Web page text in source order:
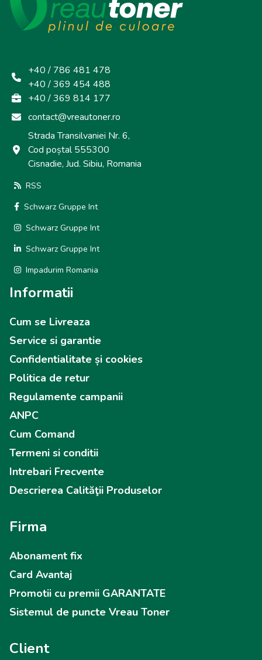
+40 / 786 481 478
+40 / 369 454 488
+40 / 369 814 177
contact@vreautoner.ro
Strada Transilvaniei Nr. 6,
Cod poștal 555300
Cisnadie, Jud. Sibiu, Romania
RSS
Schwarz Gruppe Int
Schwarz Gruppe Int
Schwarz Gruppe Int
Impadurim Romania
Informatii
Cum se Livreaza
Service si garantie
Confidentialitate și cookies
Politica de retur
Regulamente campanii
ANPC
Cum Comand
Termeni si conditii
Intrebari Frecvente
Descrierea Calităţii Produselor
Firma
Abonament fix
Card Avantaj
Promotii cu premii GARANTATE
Sistemul de puncte Vreau Toner
Client